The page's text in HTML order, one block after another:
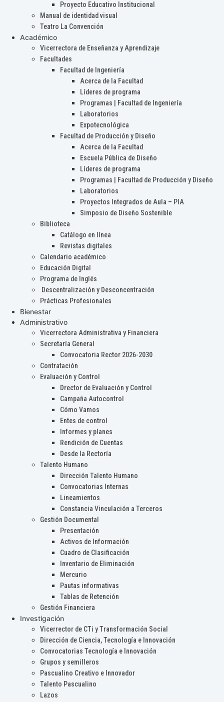
Proyecto Educativo Institucional
Manual de identidad visual
Teatro La Convención
Académico
Vicerrectora de Enseñanza y Aprendizaje
Facultades
Facultad de Ingeniería
Acerca de la Facultad
Líderes de programa
Programas | Facultad de Ingeniería
Laboratorios
Expotecnológica
Facultad de Producción y Diseño
Acerca de la Facultad
Escuela Pública de Diseño
Líderes de programa
Programas | Facultad de Producción y Diseño
Laboratorios
Proyectos Integrados de Aula – PIA
Simposio de Diseño Sostenible
Biblioteca
Catálogo en línea
Revistas digitales
Calendario académico
Educación Digital
Programa de Inglés
Descentralización y Desconcentración
Prácticas Profesionales
Bienestar
Administrativo
Vicerrectora Administrativa y Financiera
Secretaría General
Convocatoria Rector 2026-2030
Contratación
Evaluación y Control
Drector de Evaluación y Control
Campaña Autocontrol
Cómo Vamos
Entes de control
Informes y planes
Rendición de Cuentas
Desde la Rectoría
Talento Humano
Dirección Talento Humano
Convocatorias Internas
Lineamientos
Constancia Vinculación a Terceros
Gestión Documental
Presentación
Activos de Información
Cuadro de Clasificación
Inventario de Eliminación
Mercurio
Pautas informativas
Tablas de Retención
Gestión Financiera
Investigación
Vicerrector de CTi y Transformación Social
Dirección de Ciencia, Tecnología e Innovación
Convocatorias Tecnología e Innovación
Grupos y semilleros
Pascualino Creativo e Innovador
Talento Pascualino
Lazos